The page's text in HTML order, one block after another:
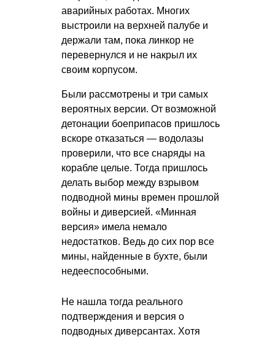
аварийных работах. Многих
выстроили на верхней палубе и
держали там, пока линкор не
перевернулся и не накрыл их
своим корпусом.
Были рассмотрены и три самых
вероятных версии. От возможной
детонации боеприпасов пришлось
вскоре отказаться — водолазы
проверили, что все снаряды на
корабле целые. Тогда пришлось
делать выбор между взрывом
подводной мины времен прошлой
войны и диверсией. «Минная
версия» имела немало
недостатков. Ведь до сих пор все
мины, найденные в бухте, были
недееспособными.
Не нашла тогда реального
подтверждения и версия о
подводных диверсантах. Хотя